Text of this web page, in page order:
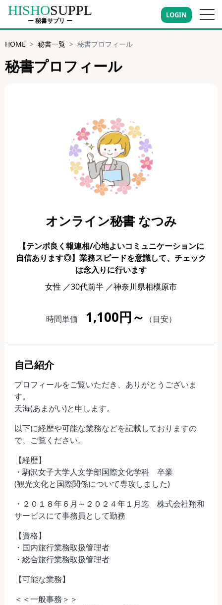
HISHOSUPPL
ー 秘書サプリ ー
LOGIN
HOME 秘書一覧 秘書プロフィール
秘書プロフィール
オンライン秘書 なつみ
【テンポ良く報連相/心地よいコミュニケーションに
自信あります◎】業務スピードを意識して、チェック
は念入りに行います
女性 ／30代前半 ／神奈川県相模原市
時間単価 1,100円～ （目安）
自己紹介
プロフィールをご覧いただき、ありがとうございま
す。
天海(あまがい)と申します。
以下に経歴や可能な業務などを記載しておりますの
で、ご覧ください。
【経歴】
・駒沢女子大学人文学部国際文化学科 卒業
(観光文化と国際関係について専攻しました)
・２０１８年６月～２０２４年１月迄 株式会社翔和
サービスにて事務員として勤務
【資格】
・国内旅行業務取扱管理者
・総合旅行業務取扱管理者
【可能な業務】
＜＜一般事務＞＞